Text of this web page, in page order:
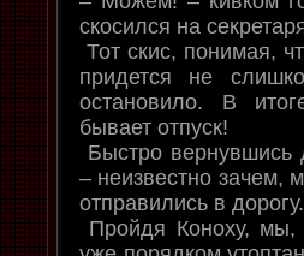
скосился на
Тот скис, понимая,
придется не
остановило. В
бывает отпуск!
Быстро вернувшись
– неизвестно зачем,
отправились в дорогу.
Пройдя Коноху,